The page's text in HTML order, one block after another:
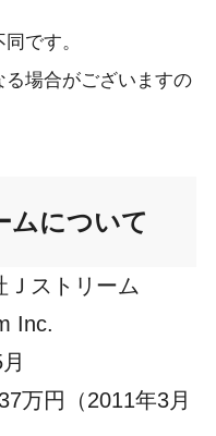
です。
場合がございますの
ムについて
Ｊストリーム
Inc.
万円（2011年3月